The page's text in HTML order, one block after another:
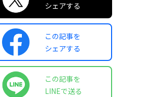
シェアする
この記事を
シェアする
この記事を
LINEで送る